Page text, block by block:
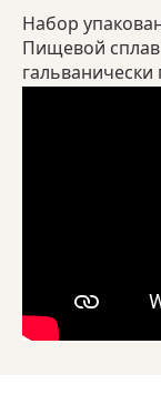
Набор
Пищевой